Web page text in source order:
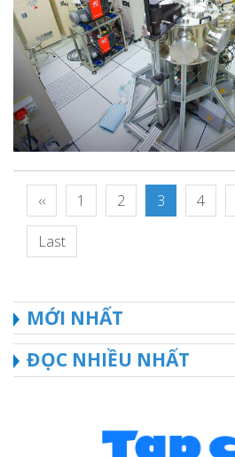
‹‹ 1 2 3 4
Last
MỚI NHẤT
ĐỌC NHIỀU NHẤT